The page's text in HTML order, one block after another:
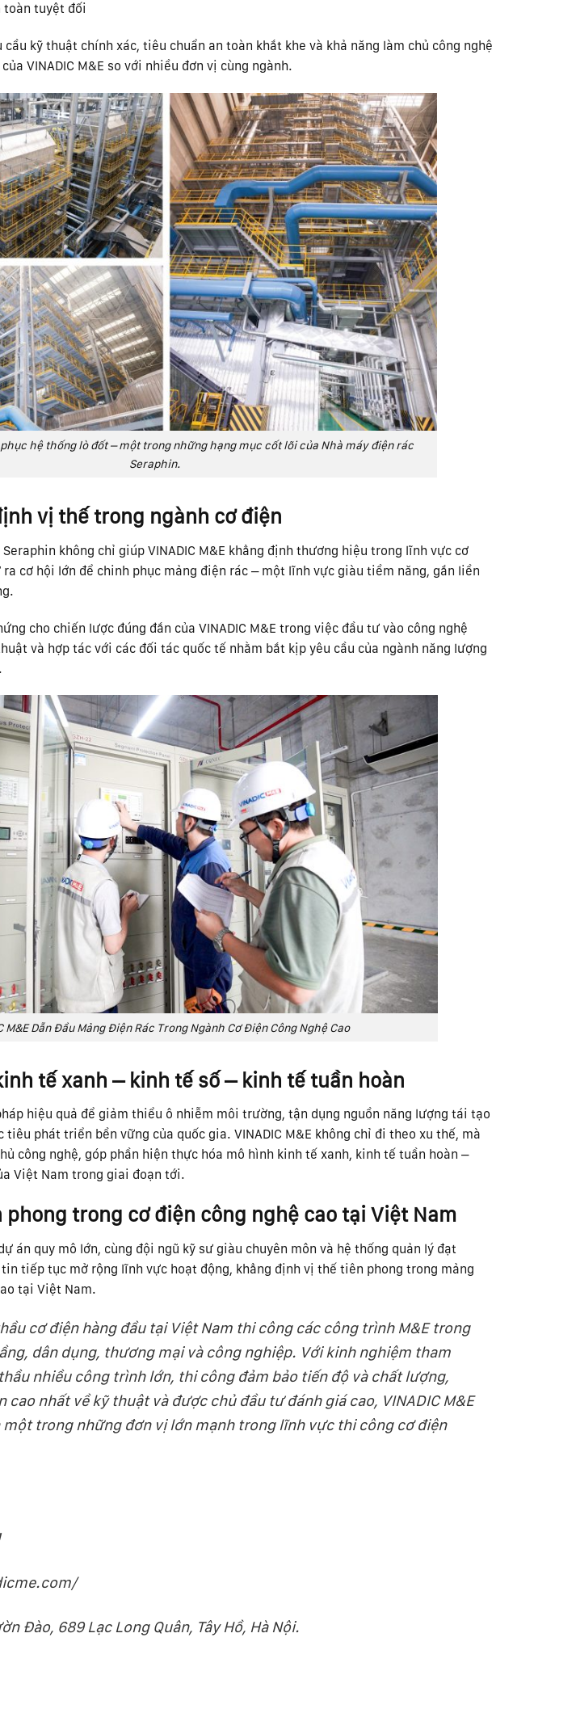
toàn tuyệt đối
kỹ thuật chính xác, tiêu chuẩn an toàn khắt khe và khả năng làm chủ công nghệ
VINADIC M&E so với nhiều đơn vị cùng ngành.
phục hệ thống lò đốt – một trong những hạng mục cốt lõi của Nhà máy điện rác
Seraphin.
vị thế trong ngành cơ điện
không chỉ giúp VINADIC M&E khẳng định thương hiệu trong lĩnh vực cơ
ra cơ hội lớn để chinh phục mảng điện rác – một lĩnh vực giàu tiềm năng, gắn liền
cho chiến lược đúng đắn của VINADIC M&E trong việc đầu tư vào công nghệ
và hợp tác với các đối tác quốc tế nhằm bắt kịp yêu cầu của ngành năng lượng
M&E Dẫn Đầu Mảng Điện Rác Trong Ngành Cơ Điện Công Nghệ Cao
tế xanh – kinh tế số – kinh tế tuần hoàn
hiệu quả để giảm thiểu ô nhiễm môi trường, tận dụng nguồn năng lượng tái tạo
phát triển bền vững của quốc gia. VINADIC M&E không chỉ đi theo xu thế, mà
công nghệ, góp phần hiện thực hóa mô hình kinh tế xanh, kinh tế tuần hoàn –
Việt Nam trong giai đoạn tới.
phong trong cơ điện công nghệ cao tại Việt Nam
án quy mô lớn, cùng đội ngũ kỹ sư giàu chuyên môn và hệ thống quản lý đạt
tin tiếp tục mở rộng lĩnh vực hoạt động, khẳng định vị thế tiên phong trong mảng
tại Việt Nam.
cơ điện hàng đầu tại Việt Nam thi công các công trình M&E trong
dân dụng, thương mại và công nghiệp. Với kinh nghiệm tham
nhiều công trình lớn, thi công đảm bảo tiến độ và chất lượng,
cao nhất về kỹ thuật và được chủ đầu tư đánh giá cao, VINADIC M&E
một trong những đơn vị lớn mạnh trong lĩnh vực thi công cơ điện
Đào, 689 Lạc Long Quân, Tây Hồ, Hà Nội.